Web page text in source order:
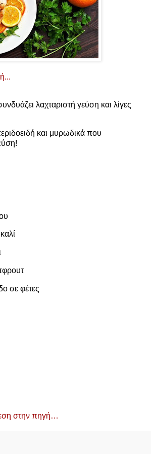
λαχταριστή γεύση και λίγες
και μυρωδικά που
σε φέτες
στην πηγή…